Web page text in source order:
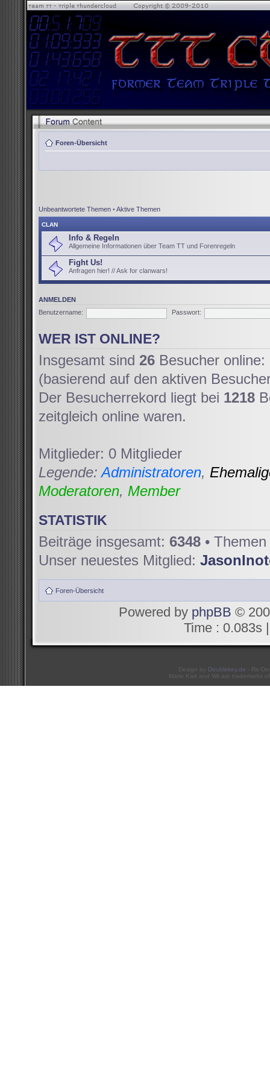
Foren-Übersicht
Unbeantwortete Themen •Aktive Themen
CLAN
Info & Regeln
Allgemeine Informationen über Team TT und Forenregeln
Fight Us!
Anfragen hier! // Ask for clanwars!
ANMELDEN
Benutzername:
Passwort:
WER IST ONLINE?
Insgesamt sind 26 Besucher
(basierend auf den aktiven
Der Besucherrekord liegt bei 1218
zeitgleich online waren.
Mitglieder: 0 Mitglieder
Legende:Administratoren,
Moderatoren, Member
STATISTIK
Beiträge insgesamt: 6348 •
Unser neuestes Mitglied:
Foren-Übersicht
Powered by phpBB ©
Time : 0.083s
Design by Doublekey.de - Re-
Mario Kart and Wii are trademarks